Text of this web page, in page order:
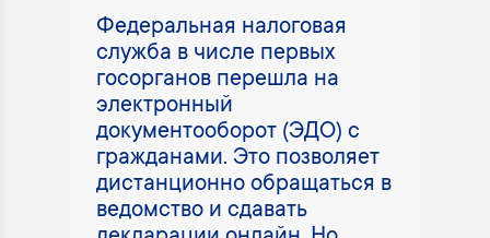
Федеральная налоговая
служба в числе первых
госорганов перешла на
электронный
документооборот (ЭДО) с
гражданами. Это позволяет
дистанционно обращаться в
ведомство и сдавать